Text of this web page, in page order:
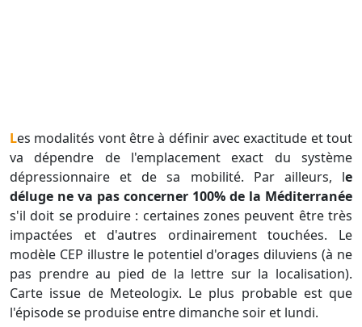
Les modalités vont être à définir avec exactitude et tout
va dépendre de l'emplacement exact du système
dépressionnaire et de sa mobilité. Par ailleurs, le
déluge ne va pas concerner 100% de la Méditerranée
s'il doit se produire : certaines zones peuvent être très
impactées et d'autres ordinairement touchées. Le
modèle CEP illustre le potentiel d'orages diluviens (à ne
pas prendre au pied de la lettre sur la localisation).
Carte issue de Meteologix. Le plus probable est que
l'épisode se produise entre dimanche soir et lundi.